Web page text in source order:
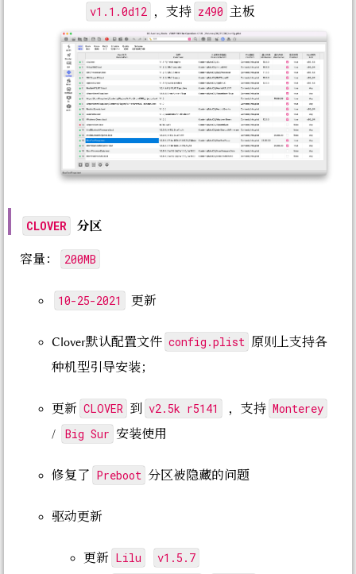
v1.1.0d12 ，支持 z490 主板
CLOVER 分区
容量： 200MB
10-25-2021 更新
Clover默认配置文件 config.plist 原则上支持各
种机型引导安装；
更新 CLOVER 到 v2.5k r5141 ，支持 Monterey
/ Big Sur 安装使用
修复了 Preboot 分区被隐藏的问题
驱动更新
更新 Lilu v1.5.7